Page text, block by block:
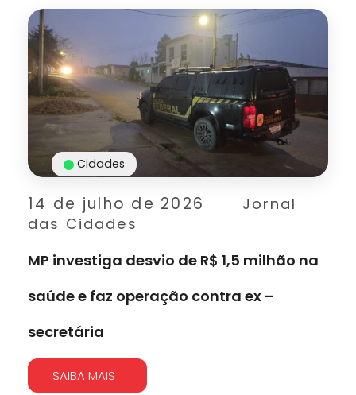
14 de julho de 2026
Jornal
das Cidades
Cidades
MP investiga desvio de R$ 1,5 milhão na
saúde e faz operação contra ex –
secretária
SAIBA MAIS